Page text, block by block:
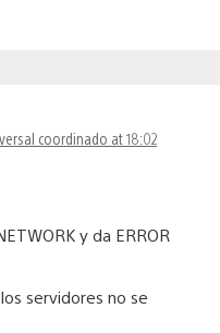
coordinado at 18:02
y da ERROR
servidores no se